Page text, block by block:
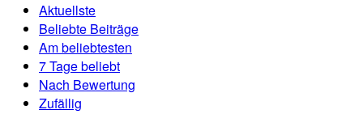
Aktuellste
Beliebte Beiträge
Am beliebtesten
7 Tage beliebt
Nach Bewertung
Zufällig